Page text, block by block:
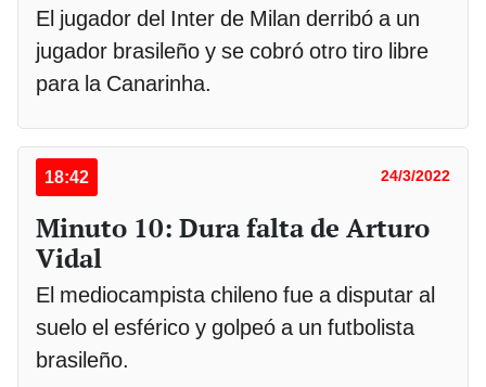
El jugador del Inter de Milan derribó a un
jugador brasileño y se cobró otro tiro libre
para la Canarinha.
18:42 24/3/2022
Minuto 10: Dura falta de Arturo
Vidal
El mediocampista chileno fue a disputar al
suelo el esférico y golpeó a un futbolista
brasileño.